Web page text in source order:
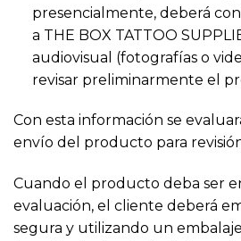
presencialmente, deberá
a THE BOX TATTOO
audiovisual (fotografías o
revisar preliminarmente el
Con esta información se
envío del producto para
Cuando el producto deba ser
evaluación, el cliente deberá
segura y utilizando un